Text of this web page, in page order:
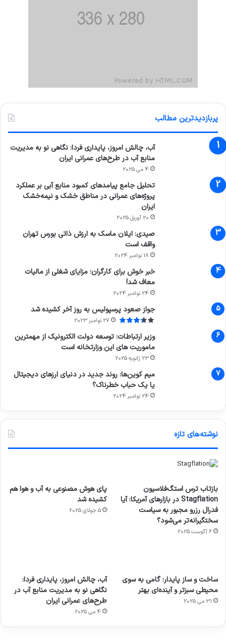
پربازدیدترین مطالب
آب، چالش امروز، پایداری فردا: نگاهی نو به مدیریت
منابع آب در طرح‌های عمرانی ایران
4 می 2025
تحلیل جامع پیامدهای کمبود منابع آبی بر عملکرد
پروژه‌های عمرانی در مناطق خشک و نیمه‌خشک
ایران
20 آوریل 2025
صیدی: ایلان ماسک به ارزش ذاتی بورس تهران
واقف است
18 نوامبر 2024
خبر خوش برای کارگران؛ مزایای شغلی از مالیات
معاف شد!
24 نوامبر 2024
جواز صعود پرسپولیس به روز آخر کشیده شد
27 نوامبر 2023
وزیر ارتباطات: توسعه دولت الکترونیک از مهمترین
ماموریت های این وزارتخانه است
23 ژانویه 2025
میم کوین‌ها: روند جدید در دنیای ارزهای دیجیتال
یا یک حباب خطرناک؟
24 نوامبر 2024
نوشته‌های تازه
بازتاب ترس استگ‌فلاسیون
Stagflation در بازارهای آمریکا: آیا
فدرال رزرو مجبور به سیاست
سختگیرانه‌تر می‌شود؟
6 آگوست 2025
پای هوش مصنوعی به آب و هوا هم
کشیده شد
5 جولای 2025
ساخت و ساز پایدار: گامی به سوی
محیطی سبزتر و آینده‌ای بهتر
31 می 2025
آب، چالش امروز، پایداری فردا:
نگاهی نو به مدیریت منابع آب در
طرح‌های عمرانی ایران
4 می 2025
برای
کشف
توسط
ژاکت
مجازی
…
توسط
ساعت
هوشمند
با طعم
توسط
ژاکت
در
های
2023
توسط